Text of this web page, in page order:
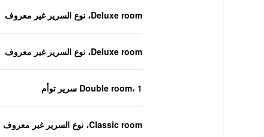
Deluxe room، نوع السرير غير معروف
Deluxe room، نوع السرير غير معروف
Double room، 1 سرير توأم
Classic room، نوع السرير غير معروف